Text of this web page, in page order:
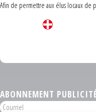
Afin de permettre aux élus locaux de
ABONNEMENT